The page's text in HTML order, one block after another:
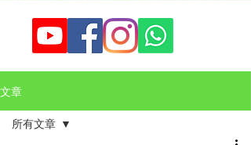
文章
所有文章